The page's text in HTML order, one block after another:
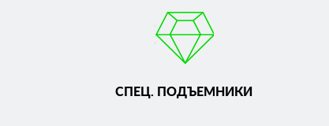
СПЕЦ. ПОДЪЕМНИКИ